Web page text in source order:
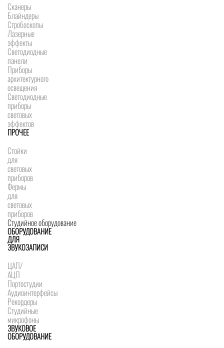
Сканеры
Блайндеры
Стробоскопы
Лазерные
эффекты
Светодиодные
панели
Приборы
архитектурного
освещения
Светодиодные
приборы
световых
эффектов
ПРОЧЕЕ
Стойки
для
световых
приборов
Фермы
для
световых
приборов
Студийное оборудование
ОБОРУДОВАНИЕ
ДЛЯ
ЗВУКОЗАПИСИ
ЦАП/
АЦП
Портостудии
Аудиоинтерфейсы
Рекордеры
Студийные
микрофоны
ЗВУКОВОЕ
ОБОРУДОВАНИЕ